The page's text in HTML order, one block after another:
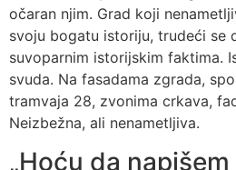
očaran njim. Grad koji
svoju bogatu istoriju, trudeći se
suvoparnim istorijskim faktima.
svuda. Na fasadama zgrada,
tramvaja 28, zvonima crkava,
Neizbežna, ali nenametljiva.
„Hoću da